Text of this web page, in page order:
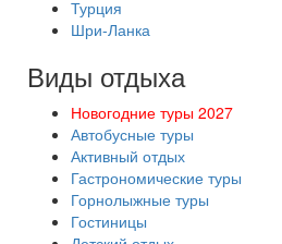
Турция
Шри-Ланка
Виды отдыха
Новогодние туры 2027
Автобусные туры
Активный отдых
Гастрономические туры
Горнолыжные туры
Гостиницы